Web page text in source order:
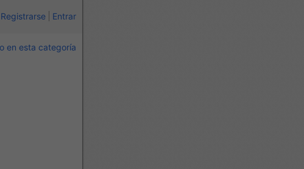
Registrarse Entrar
en esta categoría